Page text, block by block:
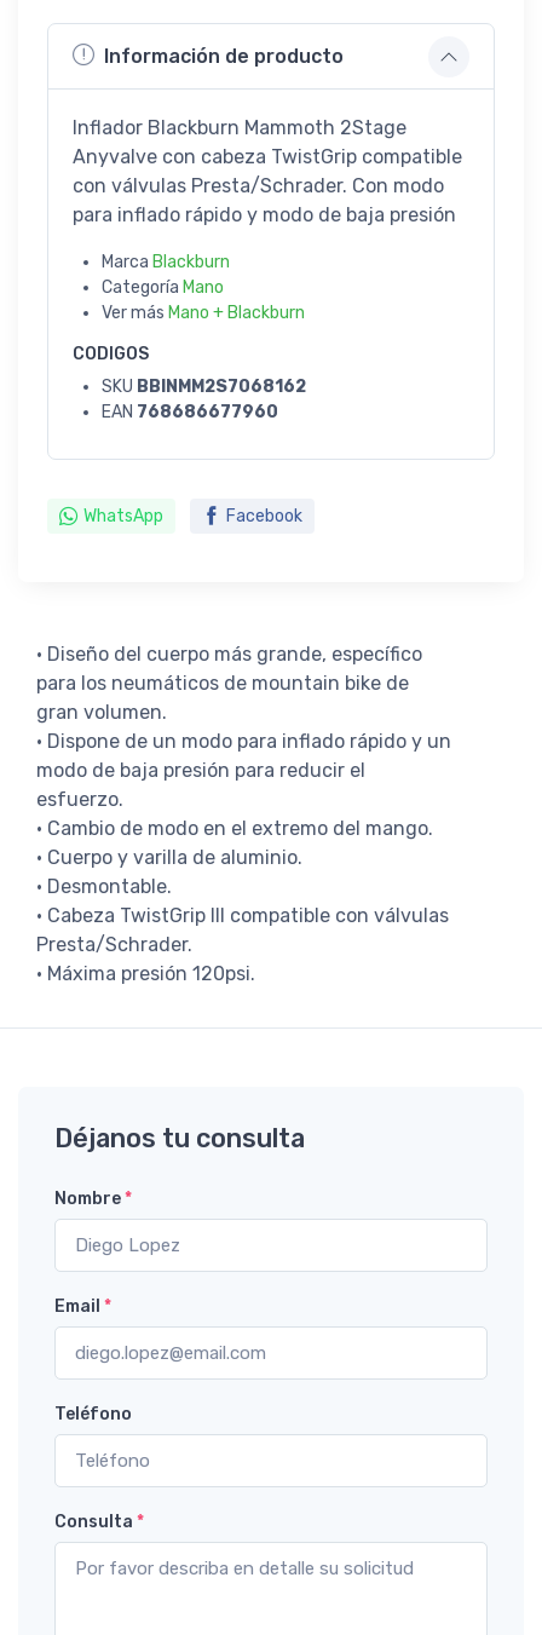
Información de producto
Inflador Blackburn Mammoth 2Stage
Anyvalve con cabeza TwistGrip compatible
con válvulas Presta/Schrader. Con modo
para inflado rápido y modo de baja presión
Marca Blackburn
Categoría Mano
Ver más Mano + Blackburn
CODIGOS
SKU BBINMM2S7068162
EAN 768686677960
WhatsApp Facebook
· Diseño del cuerpo más grande, específico
para los neumáticos de mountain bike de
gran volumen.
· Dispone de un modo para inflado rápido y un
modo de baja presión para reducir el
esfuerzo.
· Cambio de modo en el extremo del mango.
· Cuerpo y varilla de aluminio.
· Desmontable.
· Cabeza TwistGrip III compatible con válvulas
Presta/Schrader.
· Máxima presión 120psi.
Déjanos tu consulta
Nombre*
Email *
Teléfono
Consulta *